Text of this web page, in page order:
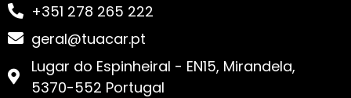
+351 278 265 222
geral@tuacar.pt
Lugar do Espinheiral - EN15, Mirandela,
5370-552 Portugal